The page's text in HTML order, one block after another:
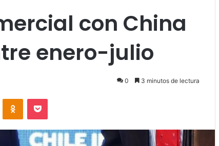
con China
enero-julio
0 3 minutos de lectura
Odnoklassniki
Pocket